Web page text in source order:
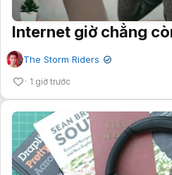
Internet giờ chẳng
The Storm Riders ✔
1 giờ trước